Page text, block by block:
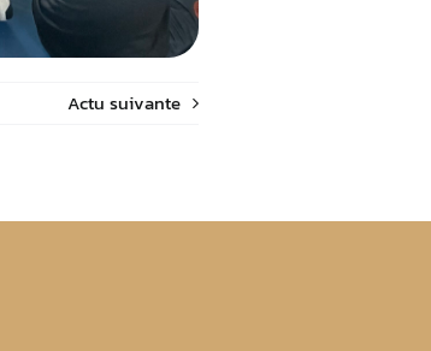
Actu suivante